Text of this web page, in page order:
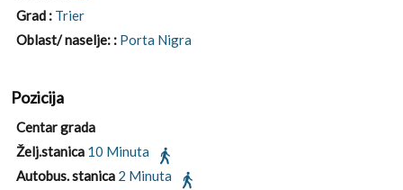
Grad : Trier
Oblast/ naselje: : Porta Nigra
Pozicija
Centar grada
Želj.stanica 10 Minuta
Autobus. stanica 2 Minuta